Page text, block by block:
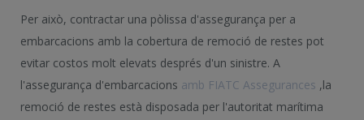
Per això, contractar una pòlissa d'assegurança per a
embarcacions amb la cobertura de remoció de restes pot
evitar costos molt elevats després d'un sinistre. A
l'assegurança d'embarcacions amb FIATC Assegurances ,la
remoció de restes està disposada per l'autoritat marítima